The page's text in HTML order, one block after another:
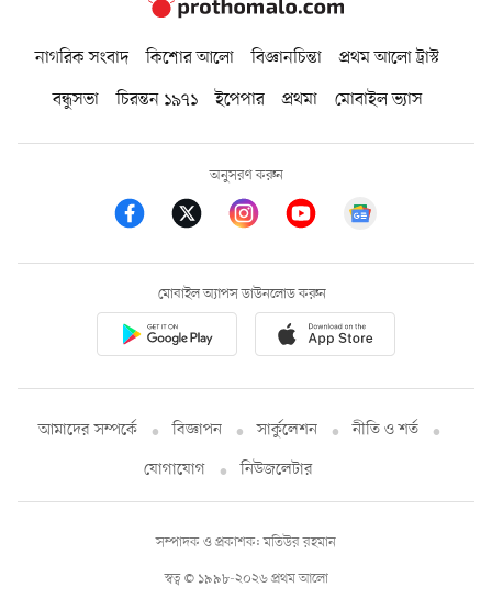
নাগরিক সংবাদ কিশোর আলো বিজ্ঞানচিন্তা
প্রথম আলো ট্রাস্ট
বন্ধুসভা
চিরন্তন ১৯৭১ ইপেপার প্রথমা মোবাইল ভ্যাস
অনুসরণ করুন
মোবাইল অ্যাপস ডাউনলোড করুন
আমাদের সম্পর্কে বিজ্ঞাপন সার্কুলেশন
নীতি ও শর্ত
যোগাযোগ
নিউজলেটার
স্বত্ব © ১৯৯৮-২০২৬ প্রথম আলো
সম্পাদক ও প্রকাশক: মতিউর রহমান